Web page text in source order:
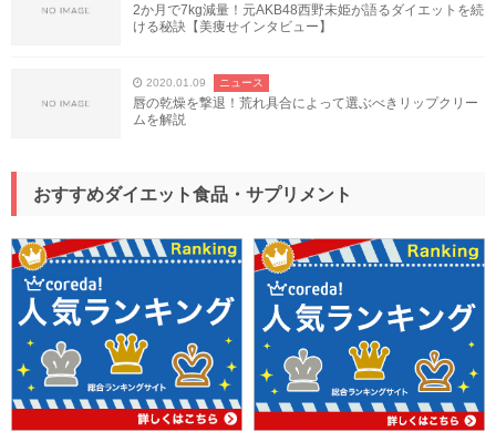
2か月で7kg減量！元AKB48西野未姫が語るダイエットを続
ける秘訣【美痩せインタビュー】
2020.01.09 ニュース
唇の乾燥を撃退！荒れ具合によって選ぶべきリップクリー
ムを解説
おすすめダイエット食品・サプリメント